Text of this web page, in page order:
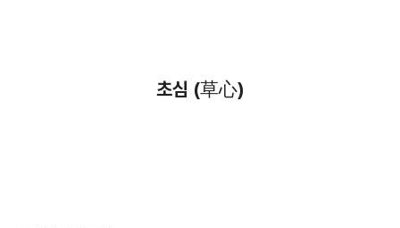
초심 (草心)